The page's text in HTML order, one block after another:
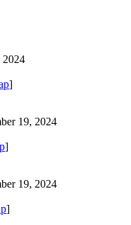
2024
]
19, 2024
]
19, 2024
]